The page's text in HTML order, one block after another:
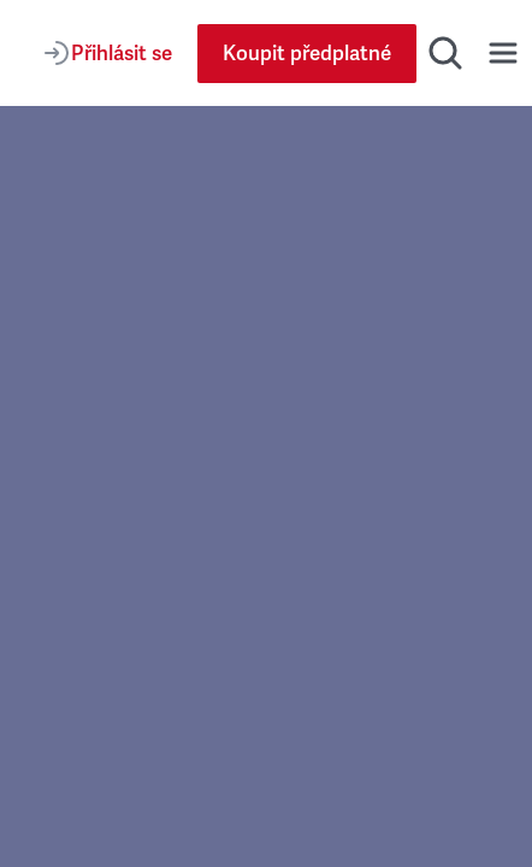
Přihlásit se Koupit předplatné